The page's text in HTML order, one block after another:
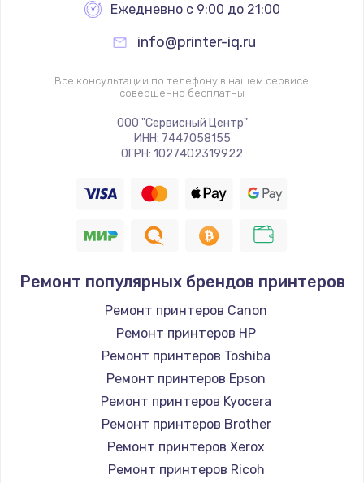
Ежедневно с 9:00 до 21:00
info@printer-iq.ru
Все консультации по телефону в нашем сервисе
совершенно бесплатны
ООО "Сервисный Центр"
ИНН: 7447058155
ОГРН: 1027402319922
Ремонт популярных брендов принтеров
Ремонт принтеров Canon
Ремонт принтеров HP
Ремонт принтеров Toshiba
Ремонт принтеров Epson
Ремонт принтеров Kyocera
Ремонт принтеров Brother
Ремонт принтеров Xerox
Ремонт принтеров Ricoh